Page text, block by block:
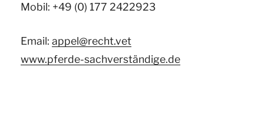
Mobil: +49 (0) 177 2422923
Email:appel@recht.vet
www.pferde-sachverständige.de